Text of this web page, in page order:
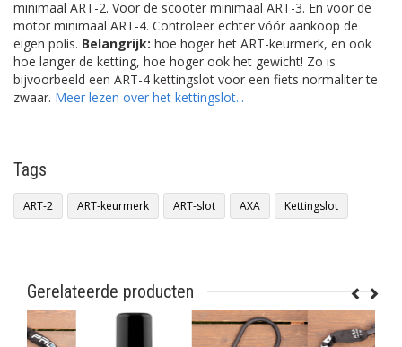
minimaal ART-2. Voor de scooter minimaal ART-3. En voor de
motor minimaal ART-4. Controleer echter vóór aankoop de
eigen polis. Belangrijk: hoe hoger het ART-keurmerk, en ook
hoe langer de ketting, hoe hoger ook het gewicht! Zo is
bijvoorbeeld een ART-4 kettingslot voor een fiets normaliter te
zwaar. Meer lezen over het kettingslot...
Tags
ART-2 ART-keurmerk ART-slot AXA Kettingslot
Gerelateerde producten